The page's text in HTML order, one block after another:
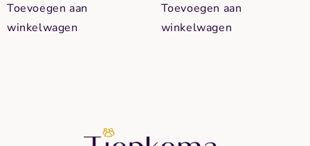
Toevoegen aan
winkelwagen
Toevoegen aan
winkelwagen